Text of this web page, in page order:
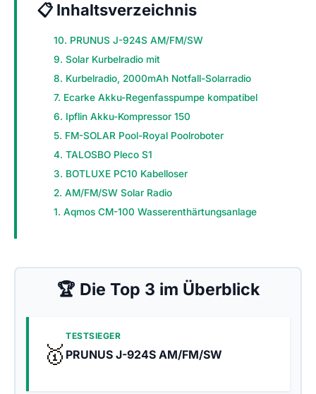
📋 Inhaltsverzeichnis
10. PRUNUS J-924S AM/FM/SW
9. Solar Kurbelradio mit
8. Kurbelradio, 2000mAh Notfall-Solarradio
7. Ecarke Akku-Regenfasspumpe kompatibel
6. Ipflin Akku-Kompressor 150
5. FM-SOLAR Pool-Royal Poolroboter
4. TALOSBO Pleco S1
3. BOTLUXE PC10 Kabelloser
2. AM/FM/SW Solar Radio
1. Aqmos CM-100 Wasserenthärtungsanlage
🏆 Die Top 3 im Überblick
🥇
TESTSIEGER
PRUNUS J-924S AM/FM/SW